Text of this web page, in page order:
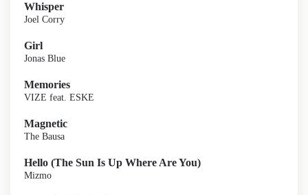
Whisper
Joel Corry
Girl
Jonas Blue
Memories
VIZE feat. ESKE
Magnetic
The Bausa
Hello (The Sun Is Up Where Are You)
Mizmo